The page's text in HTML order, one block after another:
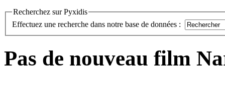
Recherchez sur Pyxidis
Effectuez une recherche dans notre base de données :
Pas de nouveau film